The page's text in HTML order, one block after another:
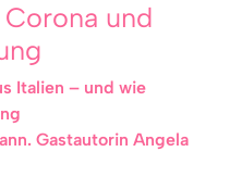
und
Italien – und wie
Gastautorin Angela